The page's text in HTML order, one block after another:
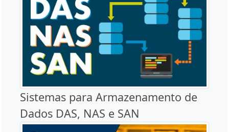
Sistemas para Armazenamento de
Dados DAS, NAS e SAN